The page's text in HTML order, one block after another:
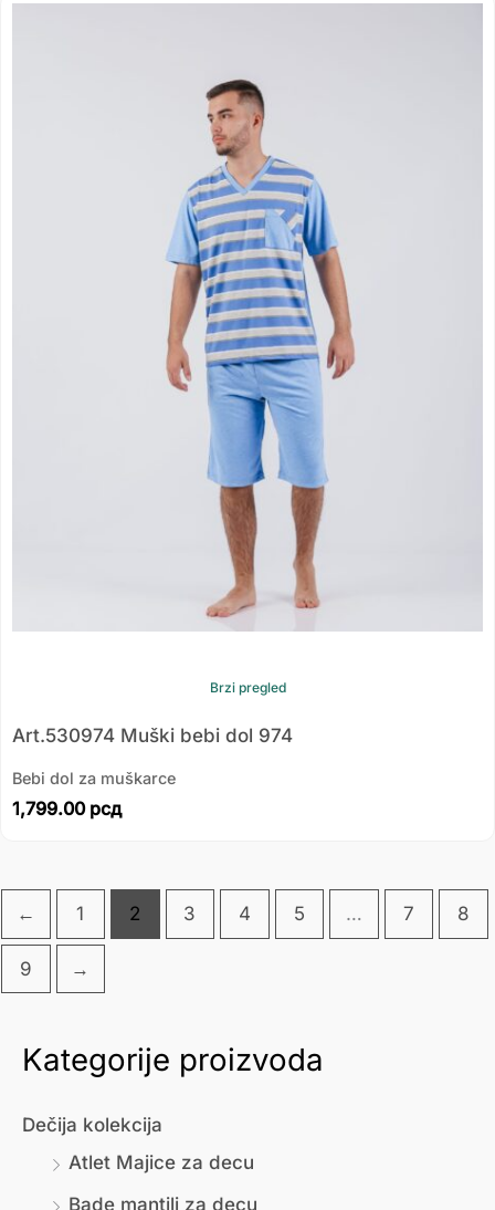
Kategorije proizvoda
Dečija kolekcija
Atlet Majice za decu
Bade mantili za decu
Brzi pregled
Art.530974 Muški bebi dol 974
Bebi dol za muškarce
1,799.00 рсд
← 1 2 3 4 5 … 7 8
9 →